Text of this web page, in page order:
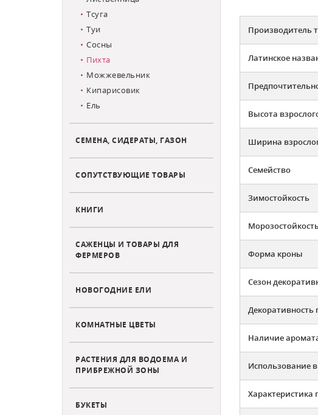
Тсуга
Туи
Сосны
Пихта
Можжевельник
Кипарисовик
Ель
СЕМЕНА, СИДЕРАТЫ, ГАЗОН
СОПУТСТВУЮЩИЕ ТОВАРЫ
КНИГИ
САЖЕНЦЫ И ТОВАРЫ ДЛЯ
ФЕРМЕРОВ
НОВОГОДНИЕ ЕЛИ
КОМНАТНЫЕ ЦВЕТЫ
РАСТЕНИЯ ДЛЯ ВОДОЕМА И
ПРИБРЕЖНОЙ ЗОНЫ
БУКЕТЫ
Производитель
Латинское
Высота
Ширина
Семейство
Зимостойкость
Форма кроны
Сезон
Декоративность
Наличие
Использование
Характеристика